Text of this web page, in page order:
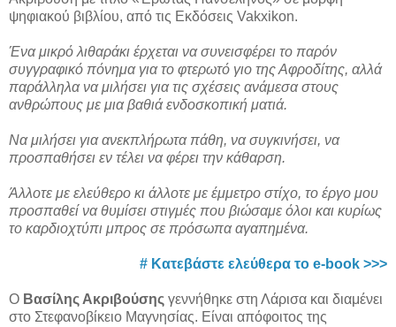
ψηφιακού βιβλίου, από τις Εκδόσεις Vakxikon.
Ένα μικρό λιθαράκι έρχεται να συνεισφέρει το παρόν
συγγραφικό πόνημα για το φτερωτό γιο της Αφροδίτης, αλλά
παράλληλα να μιλήσει για τις σχέσεις ανάμεσα στους
ανθρώπους με μια βαθιά ενδοσκοπική ματιά.
Να μιλήσει για ανεκπλήρωτα πάθη, να συγκινήσει, να
προσπαθήσει εν τέλει να φέρει την κάθαρση.
Άλλοτε με ελεύθερο κι άλλοτε με έμμετρο στίχο, το έργο μου
προσπαθεί να θυμίσει στιγμές που βιώσαμε όλοι και κυρίως
το καρδιοχτύπι μπρος σε πρόσωπα αγαπημένα.
# Κατεβάστε ελεύθερα το e-book >>>
Ο Βασίλης Ακριβούσης γεννήθηκε στη Λάρισα και διαμένει
στο Στεφανοβίκειο Μαγνησίας. Είναι απόφοιτος της